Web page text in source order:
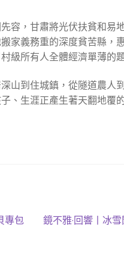
容，甘肅將光伏扶貧和易
家義務重的深度貧苦縣，
級所有人全體經濟單薄的
山到住城鎮，從隧道農人
、生涯正產生著天翻地覆
專包
下
鏡不雅·回響丨冰